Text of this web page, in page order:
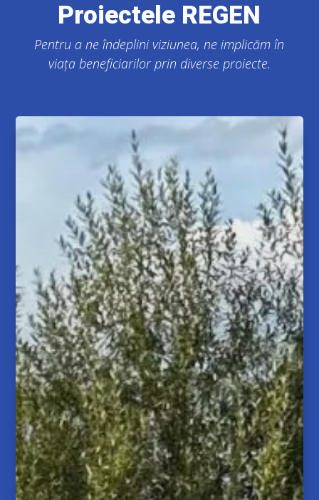
Proiectele REGEN
Pentru a ne îndeplini viziunea, ne implicăm în
viața beneficiarilor prin diverse proiecte.